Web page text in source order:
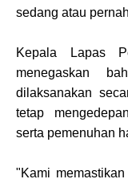
sedang atau
Kepala Lapas
menegaskan
dilaksanakan
tetap
serta pemenuhan
"Kami